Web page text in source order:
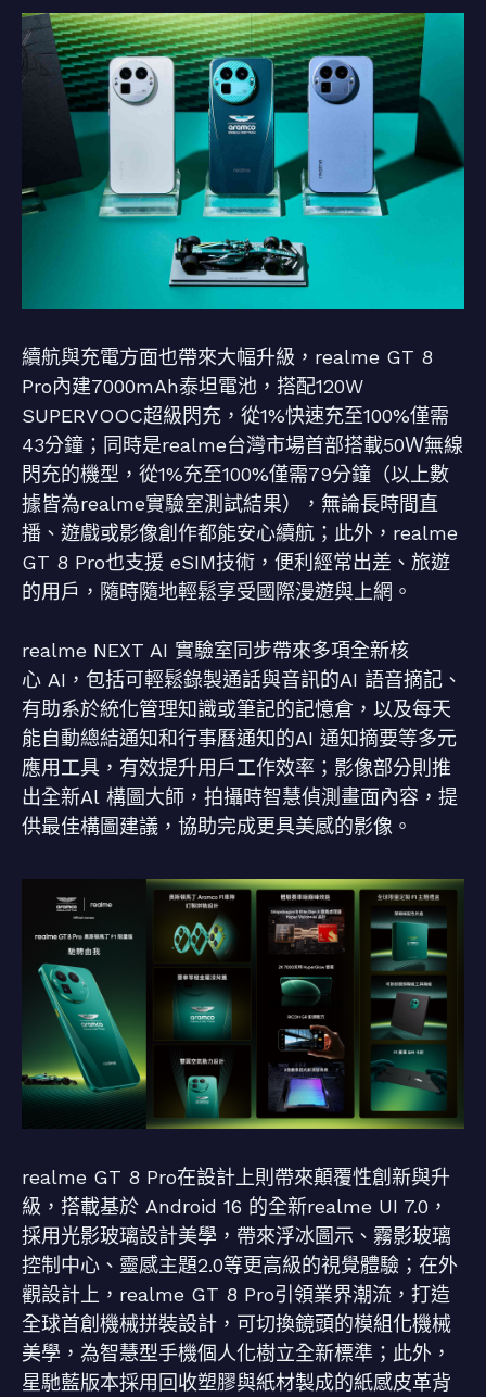
續航與充電方面也帶來大幅升級，realme GT 8
Pro內建7000mAh泰坦電池，搭配120W
SUPERVOOC超級閃充，從1%快速充至100%僅需
43分鐘；同時是realme台灣市場首部搭載50Ｗ無線
閃充的機型，從1%充至100%僅需79分鐘（以上數
據皆為realme實驗室測試結果），無論長時間直
播、遊戲或影像創作都能安心續航；此外，realme
GT 8 Pro也支援 eSIM技術，便利經常出差、旅遊
的用戶，隨時隨地輕鬆享受國際漫遊與上網。
realme NEXT AI 實驗室同步帶來多項全新核
心 AI，包括可輕鬆錄製通話與音訊的AI 語音摘記、
有助系於統化管理知識或筆記的記憶倉，以及每天
能自動總結通知和行事曆通知的AI 通知摘要等多元
應用工具，有效提升用戶工作效率；影像部分則推
出全新Al 構圖大師，拍攝時智慧偵測畫面內容，提
供最佳構圖建議，協助完成更具美感的影像。
realme GT 8 Pro在設計上則帶來顛覆性創新與升
級，搭載基於 Android 16 的全新realme UI 7.0，
採用光影玻璃設計美學，帶來浮冰圖示、霧影玻璃
控制中心、靈感主題2.0等更高級的視覺體驗；在外
觀設計上，realme GT 8 Pro引領業界潮流，打造
全球首創機械拼裝設計，可切換鏡頭的模組化機械
美學，為智慧型手機個人化樹立全新標準；此外，
星馳藍版本採用回收塑膠與紙材製成的紙感皮革背